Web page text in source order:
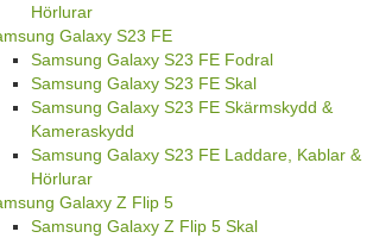
Hörlurar
Galaxy S23 FE
Samsung Galaxy S23 FE Fodral
Samsung Galaxy S23 FE Skal
Samsung Galaxy S23 FE Skärmskydd &
Kameraskydd
Samsung Galaxy S23 FE Laddare, Kablar &
Hörlurar
Galaxy Z Flip 5
Samsung Galaxy Z Flip 5 Skal